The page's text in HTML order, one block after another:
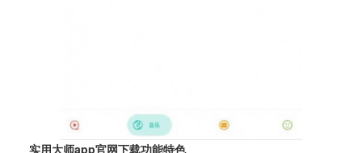
实用大师app官网下载功能特色